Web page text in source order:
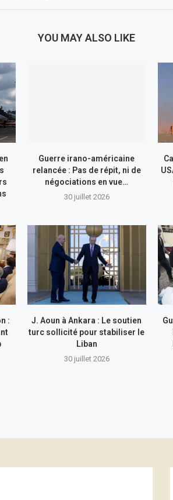
YOU MAY ALSO LIKE
Guerre irano-américaine
relancée : Pas de répit, ni de
négociations en vue…
30 juillet 2026
:
J. Aoun à Ankara : Le soutien
turc sollicité pour stabiliser le
Liban
30 juillet 2026